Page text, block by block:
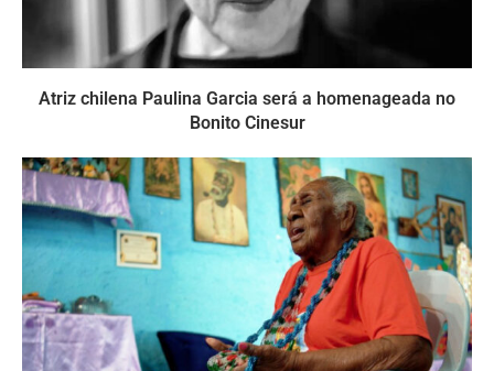
Atriz chilena Paulina Garcia será a homenageada no
Bonito Cinesur